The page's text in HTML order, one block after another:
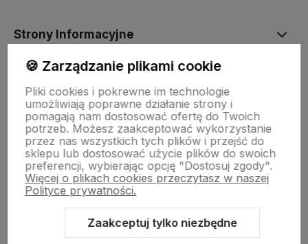
Strony Informacyjne
O firmie
Sklep internetowy Shoper Premium Szablon Shoper Modern 3.0™
🍪 Zarządzanie plikami cookie
Pliki cookies i pokrewne im technologie
umożliwiają poprawne działanie strony i
pomagają nam dostosować ofertę do Twoich
potrzeb. Możesz zaakceptować wykorzystanie
przez nas wszystkich tych plików i przejść do
sklepu lub dostosować użycie plików do swoich
preferencji, wybierając opcję "Dostosuj zgody".
Więcej o plikach cookies przeczytasz w naszej
Polityce prywatności.
Zaakceptuj tylko niezbędne